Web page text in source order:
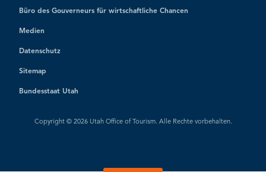
Büro des Gouverneurs für wirtschaftliche Chancen
Medien
Datenschutz
Sitemap
Bundesstaat Utah
Copyright © 2026 Utah Office of Tourism. Alle Rechte vorbehalten.